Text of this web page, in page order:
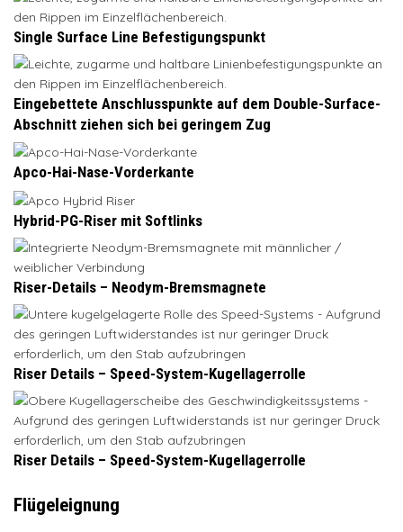
Single Surface Line Befestigungspunkt
Eingebettete Anschlusspunkte auf dem Double-Surface-
Abschnitt ziehen sich bei geringem Zug
Apco-Hai-Nase-Vorderkante
Hybrid-PG-Riser mit Softlinks
Riser-Details – Neodym-Bremsmagnete
Riser Details – Speed-System-Kugellagerrolle
Riser Details – Speed-System-Kugellagerrolle
Flügeleignung